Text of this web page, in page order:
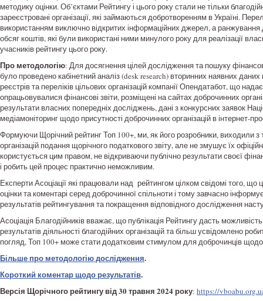
методику оцінки. Об’єктами Рейтингу і цього року стали не тільки
зареєстровані організації, які займаються добротворенням в Україні.
використанням виключно відкритих інформаційних джерел, а ранжування
обсяг коштів, які були використані ними минулого року для реалізації
учасників рейтингу цього року.
Про методологію: Для досягнення цілей дослідження та пошуку
було проведено кабінетний аналіз (desk research) вторинних наявних
реєстрів та переліків цільових організацій компанії Опендатабот, що
опрацьовувалися фінансові звіти, розміщені на сайтах доброчинних
результати власних попередніх досліджень, дані з конкурсних заявок
медіамоніторинг щодо присутності доброчинних організацій в інтернет-
Формуючи Щорічний рейтинг Топ 100+, ми, як його розробники, виходили
організацій подання щорічного податкового звіту, але не змушує їх
користується цим правом, не відкриваючи публічно результати своєї
і робить цей процес практично неможливим.
Експерти Асоціації які працювали над рейтингом цілком свідомі того,
оцінки та коментарі серед доброчинної спільноти і тому завчасно
результатів рейтингування та покращення відповідного дослідження
Асоціація Благодійників вважає, що публікація Рейтингу дасть
результатів діяльності благодійних організацій та більш усвідомлено
погляд, Топ 100+ може стати додатковим стимулом для доброчинців щодо
Більше про методологію дослідження.
Короткий коментар щодо результатів.
Версія Щорічного рейтингу від 30 травня 2024 року: https://